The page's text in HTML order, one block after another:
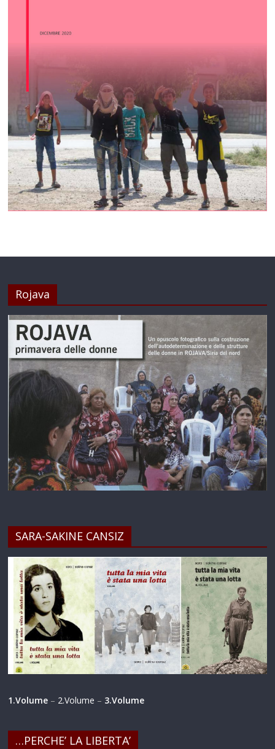
Rojava
SARA-SAKINE CANSIZ
1.Volume – 2.Volume – 3.Volume
…PERCHE’ LA LIBERTA’